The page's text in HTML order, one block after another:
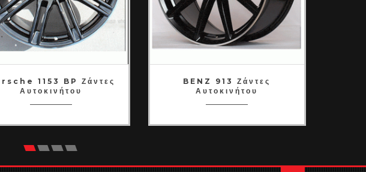
1153 BP Ζάντες
Αυτοκινήτου
BENZ 913 Ζάντες
Αυτοκινήτου